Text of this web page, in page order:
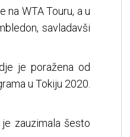
WTA Touru, a u
savladavši
je poražena od
u Tokiju 2020.
zauzimala šesto